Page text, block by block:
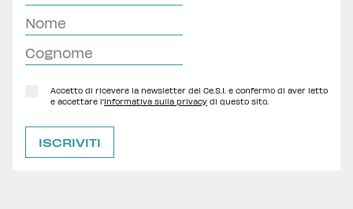
Accetto di ricevere la newsletter del Ce.S.I. e confermo di aver letto
e accettare l'Informativa sulla privacy di questo sito.